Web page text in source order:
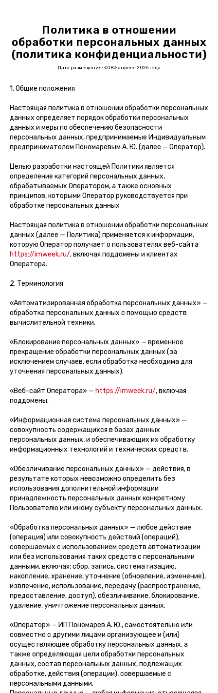
Политика в отношении
обработки персональных данных
(политика конфиденциальности)
Дата размещения: «08» апреля 2026 года
1. Общие положения
Настоящая политика в отношении обработки персональных
данных определяет порядок обработки персональных
данных и меры по обеспечению безопасности
персональных данных, предпринимаемые Индивидуальным
предпринимателем Пономаревым А. Ю. (далее — Оператор).
Целью разработки настоящей Политики является
определение категорий персональных данных,
обрабатываемых Оператором, а также основных
принципов, которыми Оператор руководствуется при
обработке персональных данных
Настоящая политика в отношении обработки персональных
данных (далее — Политика) применяется к информации,
которую Оператор получает о пользователях веб-сайта
https://imweek.ru/, включая поддомены и клиентах
Оператора.
2. Терминология
«Автоматизированная обработка персональных данных» —
обработка персональных данных с помощью средств
вычислительной техники.
«Блокирование персональных данных» — временное
прекращение обработки персональных данных (за
исключением случаев, если обработка необходима для
уточнения персональных данных).
«Веб-сайт Оператора» — https://imweek.ru/, включая
поддомены.
«Информационная система персональных данных» —
совокупность содержащихся в базах данных
персональных данных, и обеспечивающих их обработку
информационных технологий и технических средств.
«Обезличивание персональных данных» — действия, в
результате которых невозможно определить без
использования дополнительной информации
принадлежность персональных данных конкретному
Пользователю или иному субъекту персональных данных.
«Обработка персональных данных» — любое действие
(операция) или совокупность действий (операций),
совершаемых с использованием средств автоматизации
или без использования таких средств с персональными
данными, включая: сбор, запись, систематизацию,
накопление, хранение, уточнение (обновление, изменение),
извлечение, использование, передачу (распространение,
предоставление, доступ), обезличивание, блокирование,
удаление, уничтожение персональных данных.
«Оператор» — ИП Пономарев А. Ю., самостоятельно или
совместно с другими лицами организующее и (или)
осуществляющее обработку персональных данных, а
также определяющая цели обработки персональных
данных, состав персональных данных, подлежащих
обработке, действия (операции), совершаемые с
персональными данными.